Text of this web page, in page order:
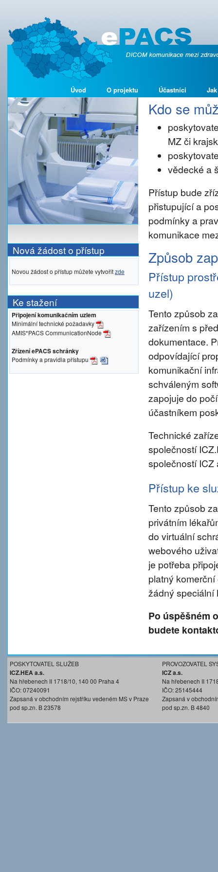
Úvod O projektu Účastníci
Nová žádost o přístup
Novou žádost o přístup můžete vytvořitzde
Ke stažení
Připojení komunikačním uzlem
Minimální technické požadavky
AMIS*PACS CommunicationNode
Zřízení ePACS schránky
Podmínky a pravidla přístupu
Kdo se
MZ či
vědecké a
Přístup bude
přistupující a
podmínky a
komunikace
Způsob
Přístup
uzel)
Tento způsob
zařízením s
dokumentace.
odpovídající
komunikační
schváleným
zapojuje do
účastníkem
Technické
společností
společností ICZ
Přístup ke
Tento způsob
privátním
do virtuální
webového
je potřeba
platný
žádný speciální
Po úspěšném
budete
POSKYTOVATEL SLUŽEB
ICZ.HEA a.s.
Na hřebenech II 1718/10, 140 00 Praha 4
IČO: 07240091
Zapsaná v obchodním rejstříku vedeném MS v Praze
pod sp.zn. B 23578
PROVOZOVATEL
ICZ a.s.
Na hřebenech II
IČO: 25145444
Zapsaná v
pod sp.zn. B 4840